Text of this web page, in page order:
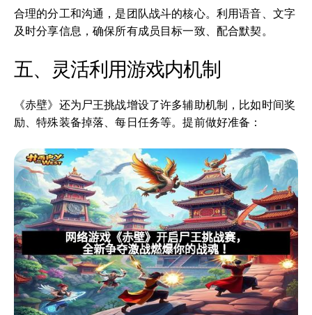
合理的分工和沟通，是团队战斗的核心。利用语音、文字
及时分享信息，确保所有成员目标一致、配合默契。
五、灵活利用游戏内机制
《赤壁》还为尸王挑战增设了许多辅助机制，比如时间奖
励、特殊装备掉落、每日任务等。提前做好准备：